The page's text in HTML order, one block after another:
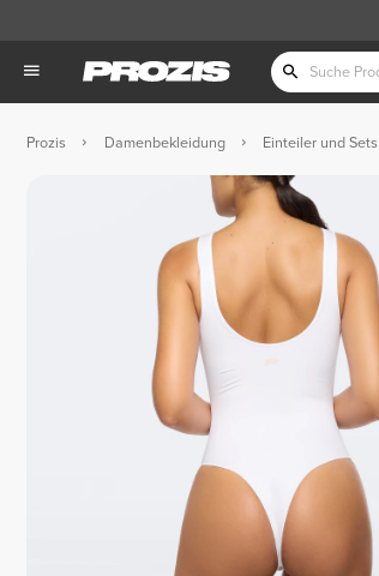
Prozis Damenbekleidung Einteiler und Sets